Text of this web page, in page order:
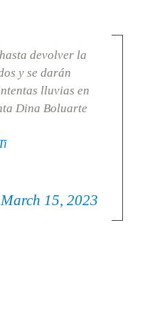
devolver la
y se darán
lluvias en
Dina Boluarte
March 15, 2023